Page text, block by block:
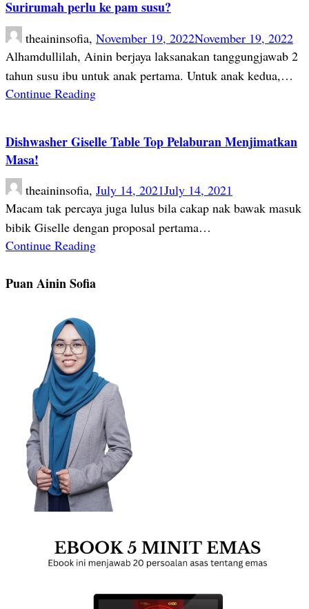
Surirumah perlu ke pam susu?
theaininsofia, November 19, 2022November 19, 2022
Alhamdullilah, Ainin berjaya laksanakan tanggungjawab 2
tahun susu ibu untuk anak pertama. Untuk anak kedua,…
Continue Reading
Dishwasher Giselle Table Top Pelaburan Menjimatkan
Masa!
theaininsofia, July 14, 2021July 14, 2021
Macam tak percaya juga lulus bila cakap nak bawak masuk
bibik Giselle dengan proposal pertama…
Continue Reading
Puan Ainin Sofia